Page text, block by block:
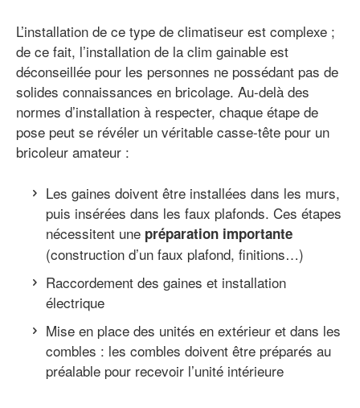
L’installation de ce type de climatiseur est complexe ;
de ce fait, l’installation de la clim gainable est
déconseillée pour les personnes ne possédant pas de
solides connaissances en bricolage. Au-delà des
normes d’installation à respecter, chaque étape de
pose peut se révéler un véritable casse-tête pour un
bricoleur amateur :
Les gaines doivent être installées dans les murs,
puis insérées dans les faux plafonds. Ces étapes
nécessitent une préparation importante
(construction d’un faux plafond, finitions…)
Raccordement des gaines et installation
électrique
Mise en place des unités en extérieur et dans les
combles : les combles doivent être préparés au
préalable pour recevoir l’unité intérieure